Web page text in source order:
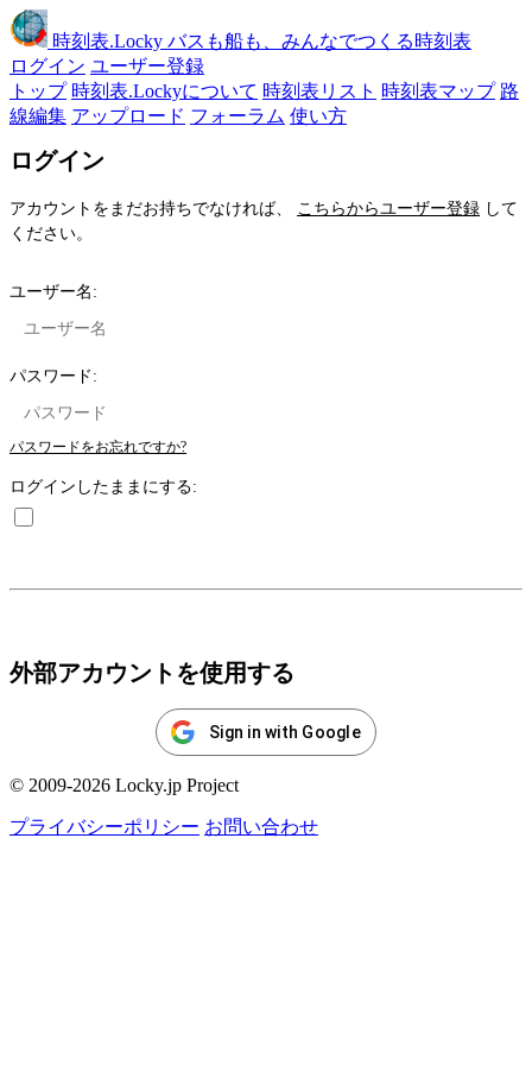
時刻表.Locky バスも船も、みんなでつくる時刻表
ログイン ユーザー登録
トップ 時刻表.Lockyについて 時刻表リスト 時刻表マップ 路
線編集 アップロード フォーラム 使い方
ログイン
アカウントをまだお持ちでなければ、 こちらからユーザー登録 して
ください。
ユーザー名:
パスワード:
パスワードをお忘れですか?
ログインしたままにする:
外部アカウントを使用する
Sign in with Google
© 2009-2026 Locky.jp Project
プライバシーポリシー お問い合わせ